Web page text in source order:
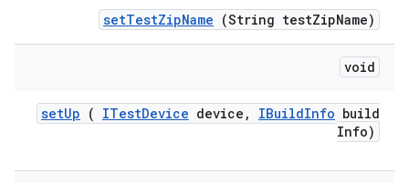
setTestZipName (String testZipName)
void
setUp ( ITestDevice device , IBuildInfo build
Info)